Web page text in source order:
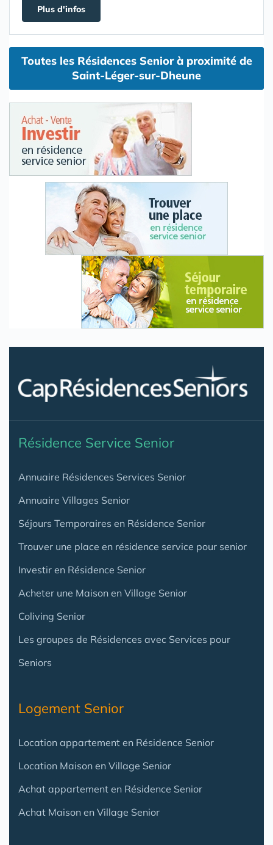
Plus d'infos
Toutes les Résidences Senior à proximité de
Saint-Léger-sur-Dheune
Résidence Service Senior
Annuaire Résidences Services Senior
Annuaire Villages Senior
Séjours Temporaires en Résidence Senior
Trouver une place en résidence service pour senior
Investir en Résidence Senior
Acheter une Maison en Village Senior
Coliving Senior
Les groupes de Résidences avec Services pour
Seniors
Logement Senior
Location appartement en Résidence Senior
Location Maison en Village Senior
Achat appartement en Résidence Senior
Achat Maison en Village Senior